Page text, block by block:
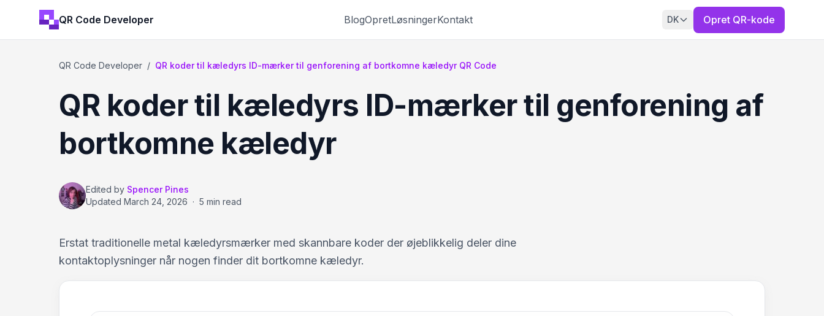
QR Code Developer BlogOpretLøsningerKontakt DK Opret QR-kode
QR Code Developer / QR koder til kæledyrs ID-mærker til genforening af bortkomne kæledyr QR Code
QR koder til kæledyrs ID-mærker til genforening af
bortkomne kæledyr
Edited by Spencer Pines
Updated March 24, 2026 · 5 min read
Erstat traditionelle metal kæledyrsmærker med skannbare koder der øjeblikkelig deler dine
kontaktoplysninger når nogen finder dit bortkomne kæledyr.